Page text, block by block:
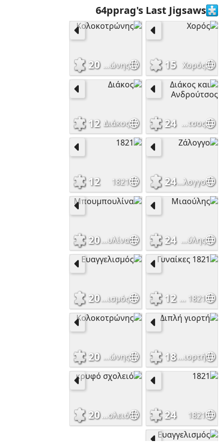
64pprag's Last Jigsaws
Χορός
15
Κολοκοτρώνης
20
Διάκος και Ανδρούτσος
24
Διάκος
12
Ζάλογγο
24
1821
12
Μιαούλης
24
Μπουμπουλίνα
20
Γυναίκες 1821
12
Ευαγγελισμός
20
Διπλή γιορτή
18
Κολοκοτρώνης
20
1821
24
κρυφό σχολειό
20